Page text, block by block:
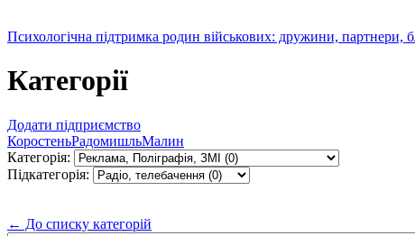
Психологічна підтримка родин військових: дружини, партнери,
Категорії
Додати підприємство
КоростеньРадомишльМалин
Категорія:
Підкатегорія:
← До списку категорій